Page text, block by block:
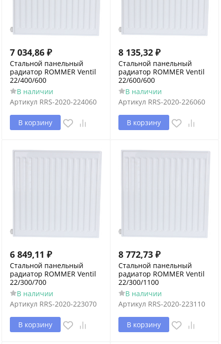
7 034,86 ₽
Стальной панельный
радиатор ROMMER Ventil
22/400/600
В наличии
Артикул RRS-2020-224060
В корзину
8 135,32 ₽
Стальной панельный
радиатор ROMMER Ventil
22/600/600
В наличии
Артикул RRS-2020-226060
В корзину
6 849,11 ₽
Стальной панельный
радиатор ROMMER Ventil
22/300/700
В наличии
Артикул RRS-2020-223070
В корзину
8 772,73 ₽
Стальной панельный
радиатор ROMMER Ventil
22/300/1100
В наличии
Артикул RRS-2020-223110
В корзину